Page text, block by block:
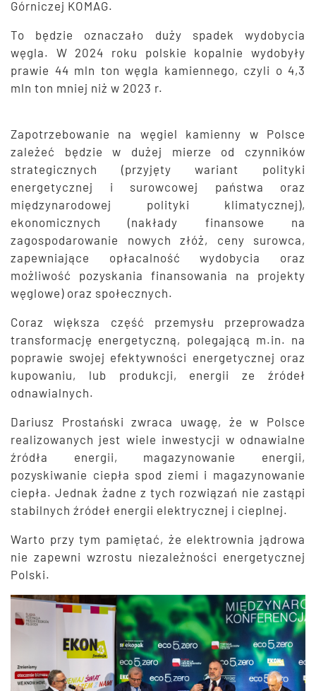
Górniczej KOMAG.
To będzie oznaczało duży spadek wydobycia
węgla. W 2024 roku polskie kopalnie wydobyły
prawie 44 mln ton węgla kamiennego, czyli o 4,3
mln ton mniej niż w 2023 r.
Zapotrzebowanie na węgiel kamienny w Polsce
zależeć będzie w dużej mierze od czynników
strategicznych (przyjęty wariant polityki
energetycznej i surowcowej państwa oraz
międzynarodowej polityki klimatycznej),
ekonomicznych (nakłady finansowe na
zagospodarowanie nowych złóż, ceny surowca,
zapewniające opłacalność wydobycia oraz
możliwość pozyskania finansowania na projekty
węglowe) oraz społecznych.
Coraz większa część przemysłu przeprowadza
transformację energetyczną, polegającą m.in. na
poprawie swojej efektywności energetycznej oraz
kupowaniu, lub produkcji, energii ze źródeł
odnawialnych.
Dariusz Prostański zwraca uwagę, że w Polsce
realizowanych jest wiele inwestycji w odnawialne
źródła energii, magazynowanie energii,
pozyskiwanie ciepła spod ziemi i magazynowanie
ciepła. Jednak żadne z tych rozwiązań nie zastąpi
stabilnych źródeł energii elektrycznej i cieplnej.
Warto przy tym pamiętać, że elektrownia jądrowa
nie zapewni wzrostu niezależności energetycznej
Polski.